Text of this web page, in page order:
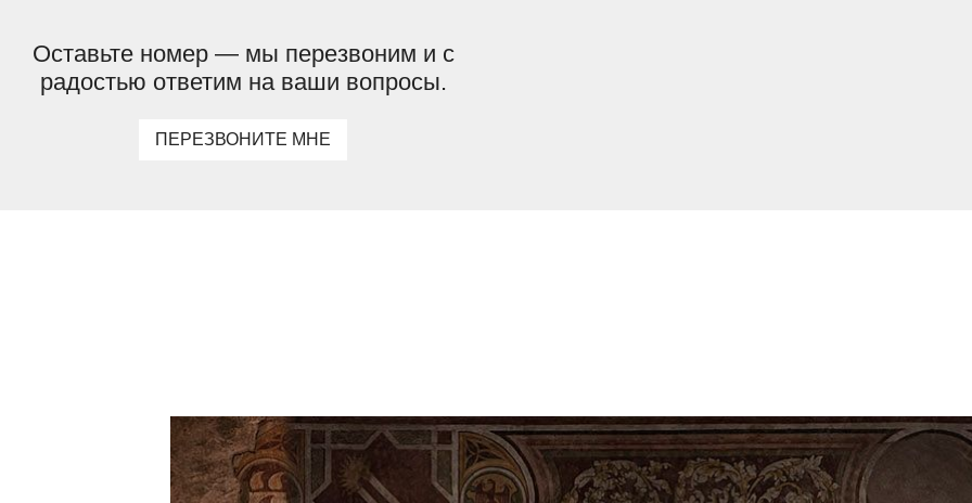
Оставьте номер — мы перезвоним и с
радостью ответим на ваши вопросы.
ПЕРЕЗВОНИТЕ МНЕ